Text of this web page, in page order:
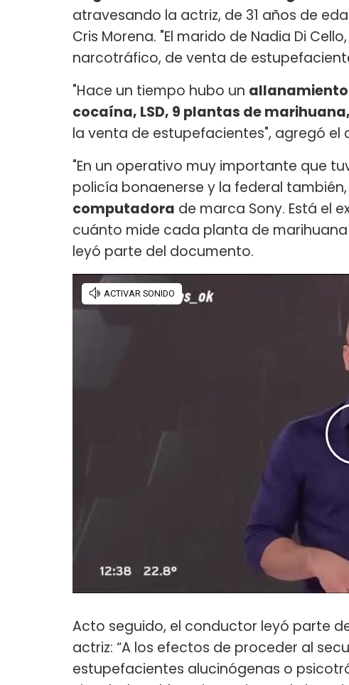
atravesando la actriz, de 31 años de
Cris Morena. "El marido de Nadia Di
narcotráfico, de venta de
"Hace un tiempo hubo un allanamiento
cocaína, LSD, 9 plantas de
la venta de estupefacientes", agregó el
"En un operativo muy importante que
policía bonaenerse y la federal también,
computadora de marca Sony. Está el
cuánto mide cada planta de marihuana
leyó parte del documento.
Acto seguido, el conductor leyó parte
actriz: “A los efectos de proceder al
estupefacientes alucinógenas o